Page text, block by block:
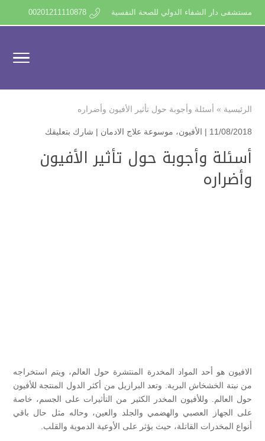
مستشفى دار الشفاء الدولي للصحة النفسية 00201211110878
الرئيسية » أسئلة وأجوبة حول تأثير الأفيون وأضراره
11/08/2018 | الأفيون، موسوعة علاج الادمان | شارك بتعليقك
أسئلة وأجوبة حول تأثير الأفيون
وأضراره
الافيون هو أحد المواد المخدرة المنتشرة حول العالم، ويتم استخراجه
من نبتة الخشخاش البرية. وتعد البرازيل من أكثر الدول المنتجة للأفيون
حول العالم. وللأفيون المخدر الكثير من التأثيرات على الجسم، خاصة
على الجهاز العصبي والهضمي والجلد والعين، وحاله مثل حال باقي
أنواع المخدرات القاتلة، حيث يؤثر على الأوعية الدموية والقلب.